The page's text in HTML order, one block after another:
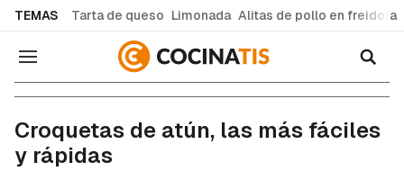
TEMAS Tarta de queso Limonada Alitas de pollo en freidora
Navegación
Croquetas de atún, las más fáciles
y rápidas